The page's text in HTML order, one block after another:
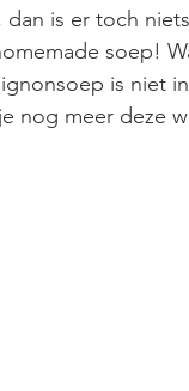
is er toch
soep!
is niet
nog meer deze